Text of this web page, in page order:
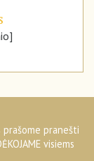
pranešti
visiems